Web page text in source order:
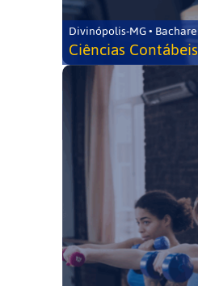
Divinópolis-MG •
Ciências